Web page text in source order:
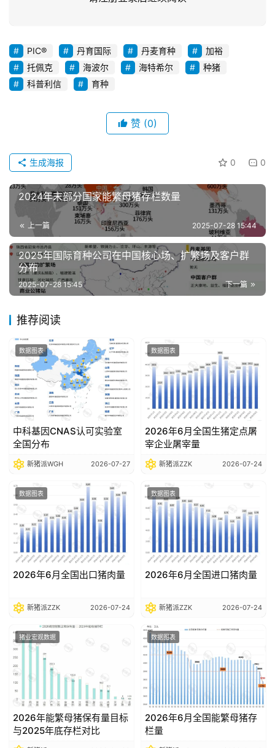
首
页
闻
分
析
报
告
据
表
今
日
猪
价
PIC® 丹育国际 丹麦育种
加裕
托佩克
海波尔 海特希尔
种猪
科普利信
育种
赞 (0)
0 0
生成海报
2024年末部分国家能繁母猪存栏数量
上一篇 2025-07-28 15:44
2025年国际育种公司在中国核心场、扩繁场及客户群
分布
下一篇
2025-07-28 15:45
推荐阅读
数据图表
中科基因CNAS认可实验室
全国分布
新猪派WGH 2026-07-27
数据图表
2026年6月全国生猪定点屠
宰企业屠宰量
新猪派ZZK 2026-07-24
数据图表
2026年6月全国出口猪肉量
新猪派ZZK 2026-07-24
数据图表
2026年6月全国进口猪肉量
新猪派ZZK 2026-07-24
猪业宏观数据
2026年能繁母猪保有量目标
与2025年底存栏对比
数据图表
2026年6月全国能繁母猪存
栏量